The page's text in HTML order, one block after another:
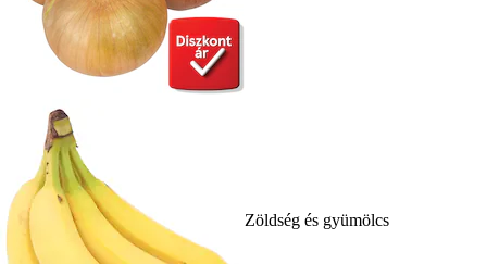
Zöldség és gyümölcs